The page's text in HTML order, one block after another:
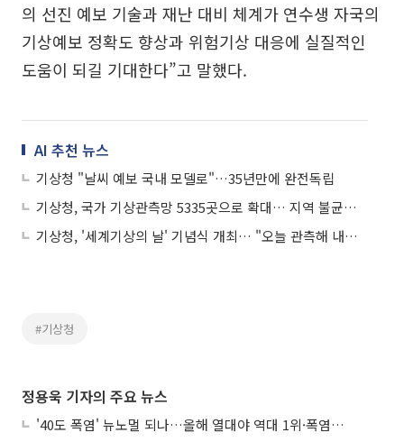
의 선진 예보 기술과 재난 대비 체계가 연수생 자국의
기상예보 정확도 향상과 위험기상 대응에 실질적인
도움이 되길 기대한다”고 말했다.
AI 추천 뉴스
기상청 "날씨 예보 국내 모델로"…35년만에 완전독립
기상청, 국가 기상관측망 5335곳으로 확대… 지역 불균형 해소
기상청, '세계기상의 날' 기념식 개최… "오늘 관측해 내일 보호"
#기상청
정용욱 기자의 주요 뉴스
'40도 폭염' 뉴노멀 되나…올해 열대야 역대 1위·폭염일수 평년 3배 넘어